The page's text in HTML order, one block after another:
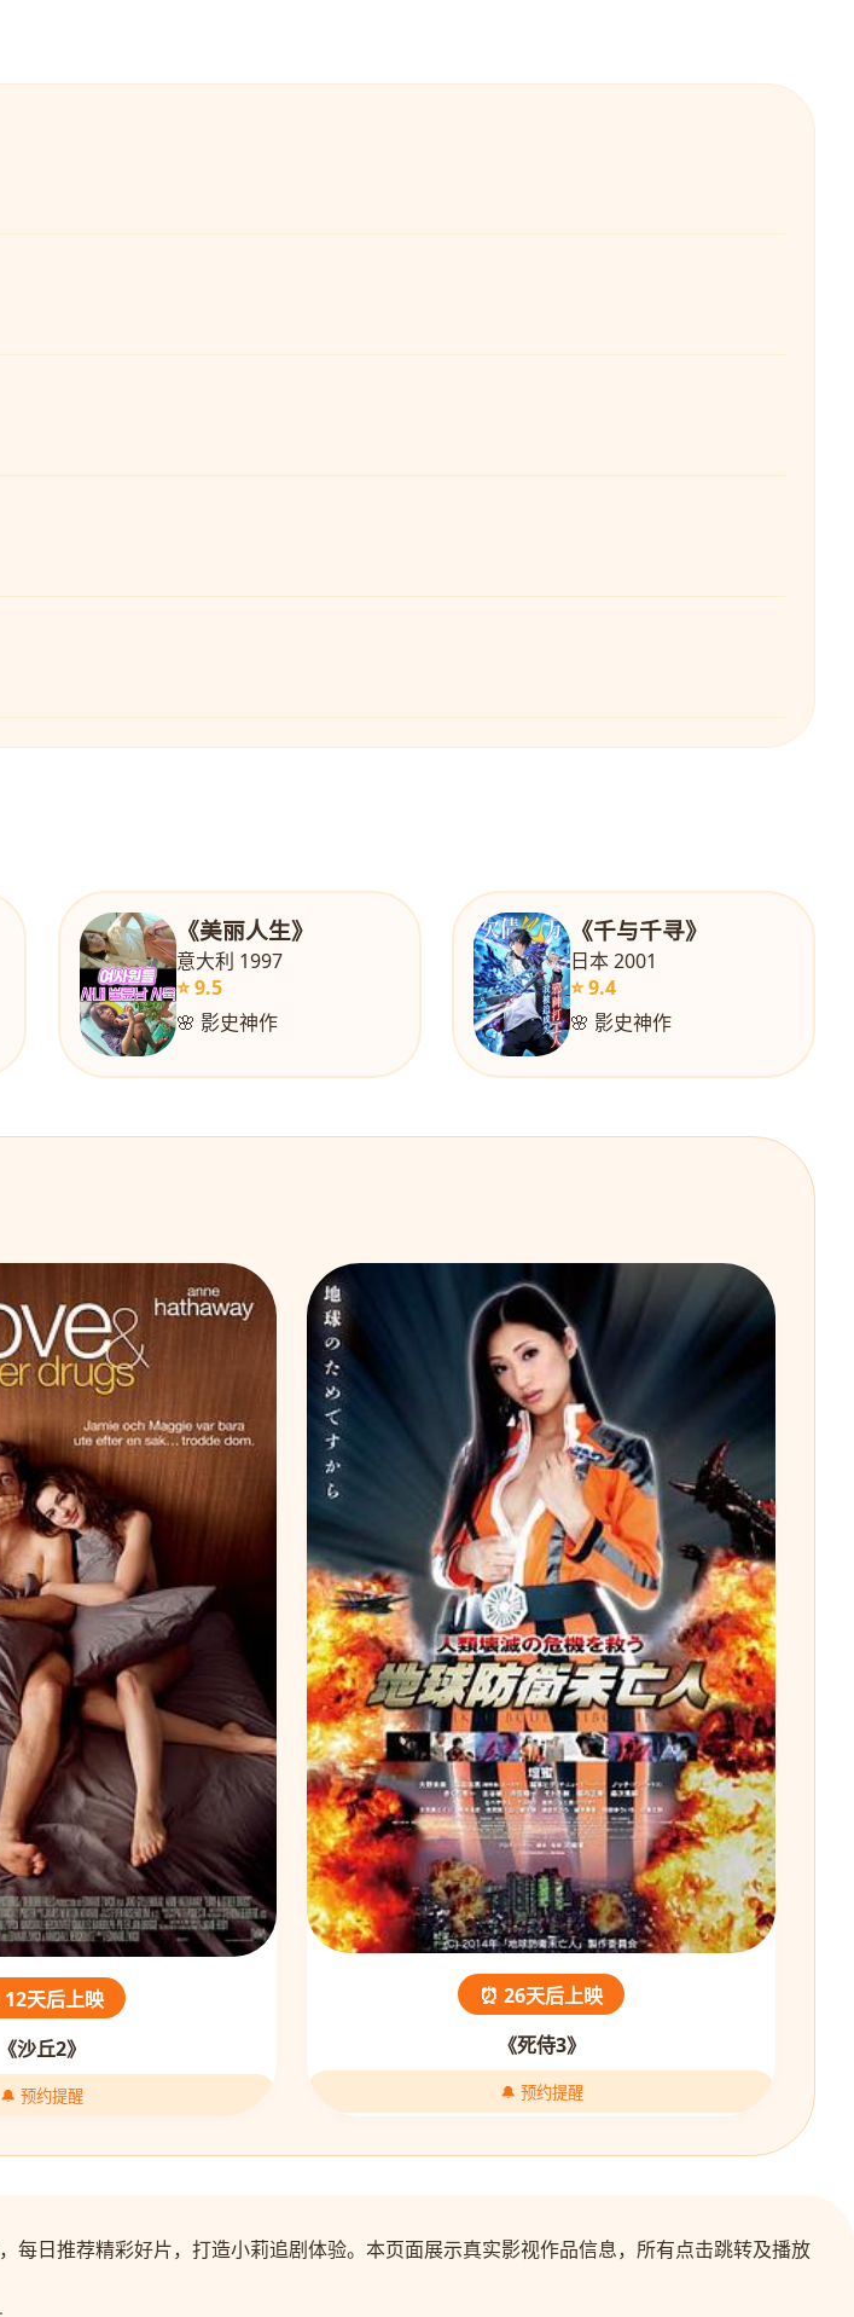
《美丽人生》
意大利 1997
⭐ 9.5
🌸 影史神作
《千与千寻》
日本 2001
⭐ 9.4
🌸 影史神作
12天后上映
《沙丘2》
🔔 预约提醒
⏰ 26天后上映
《死侍3》
🔔 预约提醒
日推荐精彩好片，打造小莉追剧体验。本页面展示真实影视作品信息，所有点击跳转及播放